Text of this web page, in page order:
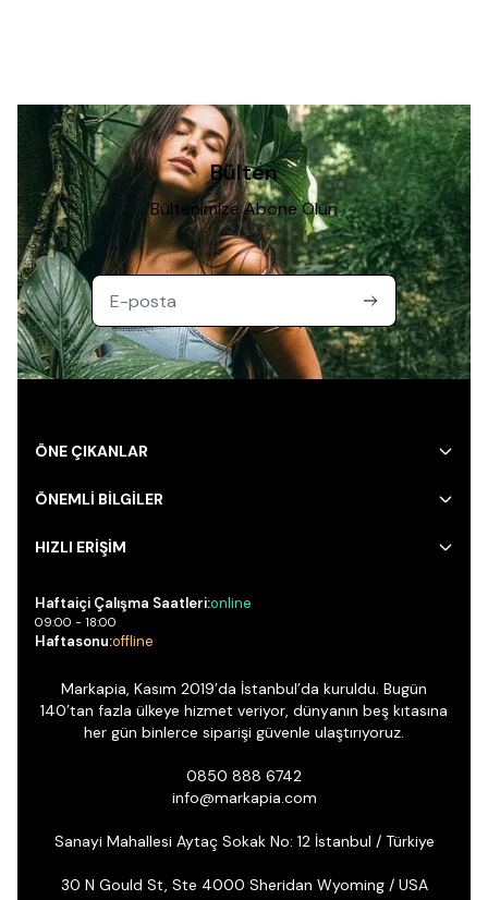
Bülten
Bültenimize Abone Olun
ÖNE ÇIKANLAR
ÖNEMLİ BİLGİLER
HIZLI ERİŞİM
Haftaiçi Çalışma Saatleri:online
09:00 - 18:00
Haftasonu:offline
Markapia, Kasım 2019’da İstanbul’da kuruldu. Bugün
140’tan fazla ülkeye hizmet veriyor, dünyanın beş kıtasına
her gün binlerce siparişi güvenle ulaştırıyoruz.
0850 888 6742
info@markapia.com
Sanayi Mahallesi Aytaç Sokak No: 12 İstanbul / Türkiye
30 N Gould St, Ste 4000 Sheridan Wyoming / USA